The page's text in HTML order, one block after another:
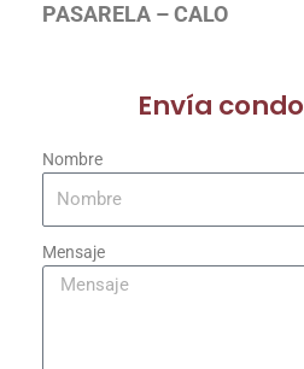
PASARELA – CALO
Envía
Nombre
Mensaje